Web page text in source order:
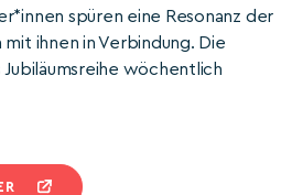
spüren eine Resonanz der
ihnen in Verbindung. Die
wöchentlich